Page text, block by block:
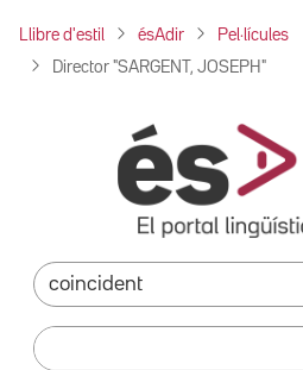
Llibre d'estil ésAdir Pel·lícules
Director "SARGENT, JOSEPH"